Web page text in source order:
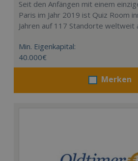
Seit den Anfängen mit einem
Paris im Jahr 2019 ist Quiz Room
Jahren auf 117 Standorte weltweit
Min. Eigenkapital:
40.000€
Merken